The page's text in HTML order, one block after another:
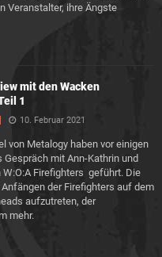
Veranstalter, ihre Ängste
mit den Wacken
1
10. Februar 2021
von Metalogy haben vor einigen
Gespräch mit Ann-Kathrin und
W:O:A Firefighters geführt. Die
der Firefighters auf dem
aufzutreten, der
mehr.